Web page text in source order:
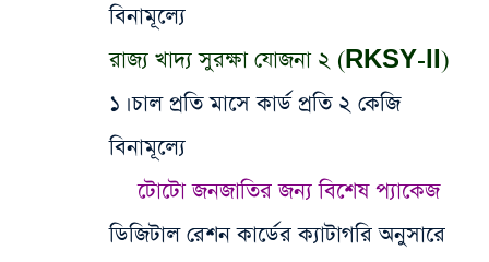
বিনামূল্যে
রাজ্য খাদ্য সুরক্ষা যোজনা ২ (RKSY-II)
​১। চাল প্রতি মাসে কার্ড প্রতি ২ কেজি
বিনামূল্যে
​টোটো জনজাতির জন্য বিশেষ প্যাকেজ
​ডিজিটাল রেশন কার্ডের ক্যাটাগরি অনুসারে